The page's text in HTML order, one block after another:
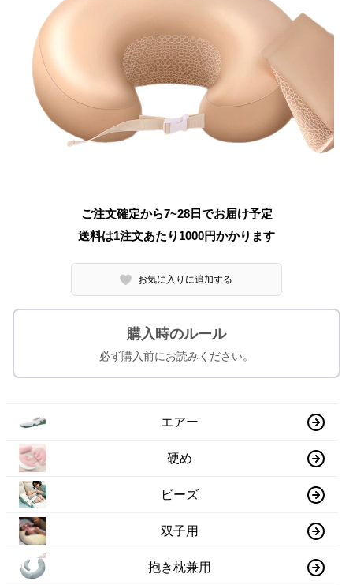
ご注文確定から7~28日でお届け予定
送料は1注文あたり 1000円かかります
お気に入りに追加する
購入時のルール
必ず購入前にお読みください。
エアー
硬め
ビーズ
双子用
抱き枕兼用